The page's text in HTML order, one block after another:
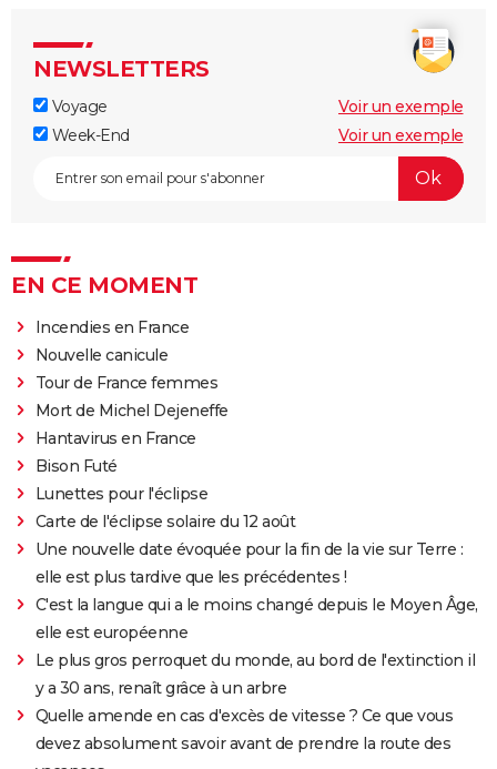
NEWSLETTERS
Voyage
Voir un exemple
Week-End
Voir un exemple
EN CE MOMENT
Incendies en France
Nouvelle canicule
Tour de France femmes
Mort de Michel Dejeneffe
Hantavirus en France
Bison Futé
Lunettes pour l'éclipse
Carte de l'éclipse solaire du 12 août
Une nouvelle date évoquée pour la fin de la vie sur Terre :
elle est plus tardive que les précédentes !
C'est la langue qui a le moins changé depuis le Moyen Âge,
elle est européenne
Le plus gros perroquet du monde, au bord de l'extinction il
y a 30 ans, renaît grâce à un arbre
Quelle amende en cas d'excès de vitesse ? Ce que vous
devez absolument savoir avant de prendre la route des